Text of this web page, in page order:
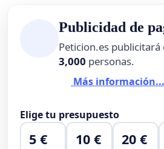
Publicidad de
Peticion.es publicitará
3,000 personas.
Más información...
Elige tu presupuesto
5 € 10 € 20 €